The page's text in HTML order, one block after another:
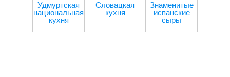
Удмуртская
национальная
кухня
Словацкая
кухня
Знаменитые
испанские
сыры